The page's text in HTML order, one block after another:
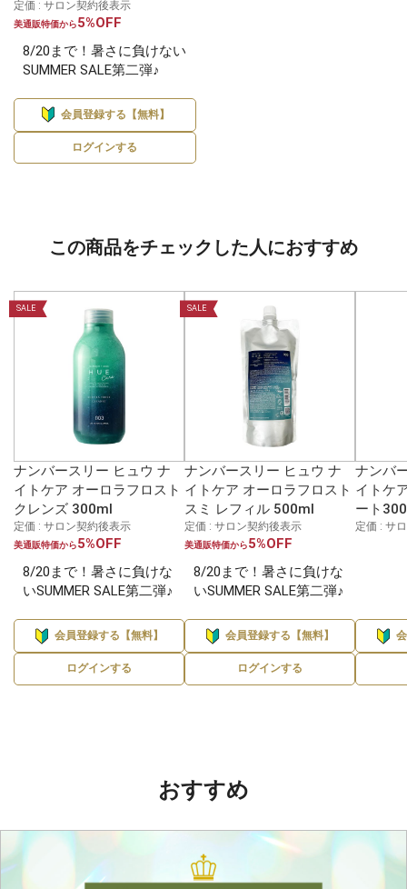
定価 : サロン契約後表示
美通販特価から5%OFF
8/20まで！暑さに負けない
SUMMER SALE第二弾♪
会員登録する【無料】
ログインする
この商品をチェックした人におすすめ
SALE
ナンバースリー ヒュウ ナ
イトケア オーロラフロスト
クレンズ 300ml
定価 : サロン契約後表示
美通販特価から5%OFF
8/20まで！暑さに負けな
いSUMMER SALE第二弾♪
会員登録する【無料】
ログインする
SALE
ナンバースリー ヒュウ ナ
イトケア オーロラフロスト
スミ レフィル 500ml
定価 : サロン契約後表示
美通販特価から5%OFF
8/20まで！暑さに負けな
いSUMMER SALE第二弾♪
会員登録する【無料】
ログインする
ナンバ
イトケ
ート
定価 : サ
おすすめ